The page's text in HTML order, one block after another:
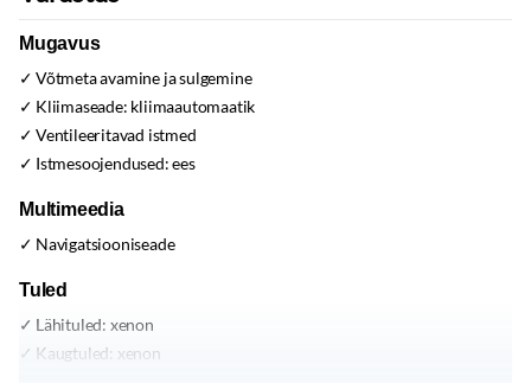
Mugavus
Võtmeta avamine ja sulgemine
Kliimaseade: kliimaautomaatik
Ventileeritavad istmed
Istmesoojendused:ees
Multimeedia
Navigatsiooniseade
Tuled
Lähituled: xenon
Kaugtuled: xenon